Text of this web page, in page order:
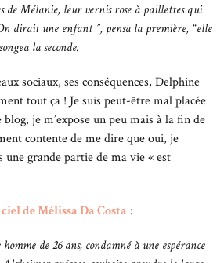
de Mélanie, leur vernis rose à paillettes qui
dirait une enfant ”, pensa la première, “elle
la seconde.
sociaux, ses conséquences, Delphine
tout ça ! Je suis peut-être mal placée
blog, je m’expose un peu mais à la fin de
contente de me dire que oui, je
une grande partie de ma vie « est
de Mélissa Da Costa :
de 26 ans, condamné à une espérance